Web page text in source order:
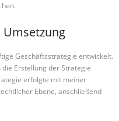
Geschäftsstrategie entwickelt.
Erstellung der Strategie
erfolgte mit meiner
Ebene, anschließend